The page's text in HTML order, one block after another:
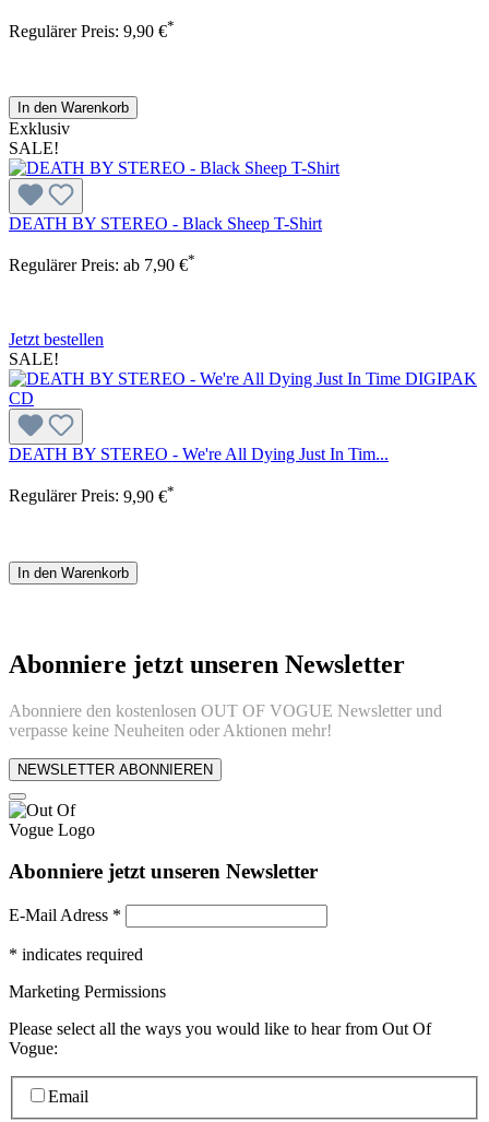
Regulärer Preis: 9,90 €*
In den Warenkorb
Exklusiv
SALE!
DEATH BY STEREO - Black Sheep T-Shirt
Regulärer Preis: ab 7,90 €*
Jetzt bestellen
SALE!
DEATH BY STEREO - We're All Dying Just In Tim...
Regulärer Preis: 9,90 €*
In den Warenkorb
Abonniere jetzt unseren Newsletter
Abonniere den kostenlosen OUT OF VOGUE Newsletter und
verpasse keine Neuheiten oder Aktionen mehr!
NEWSLETTER ABONNIEREN
Abonniere jetzt unseren Newsletter
E-Mail Adress *
* indicates required
Marketing Permissions
Please select all the ways you would like to hear from Out Of
Vogue:
Email